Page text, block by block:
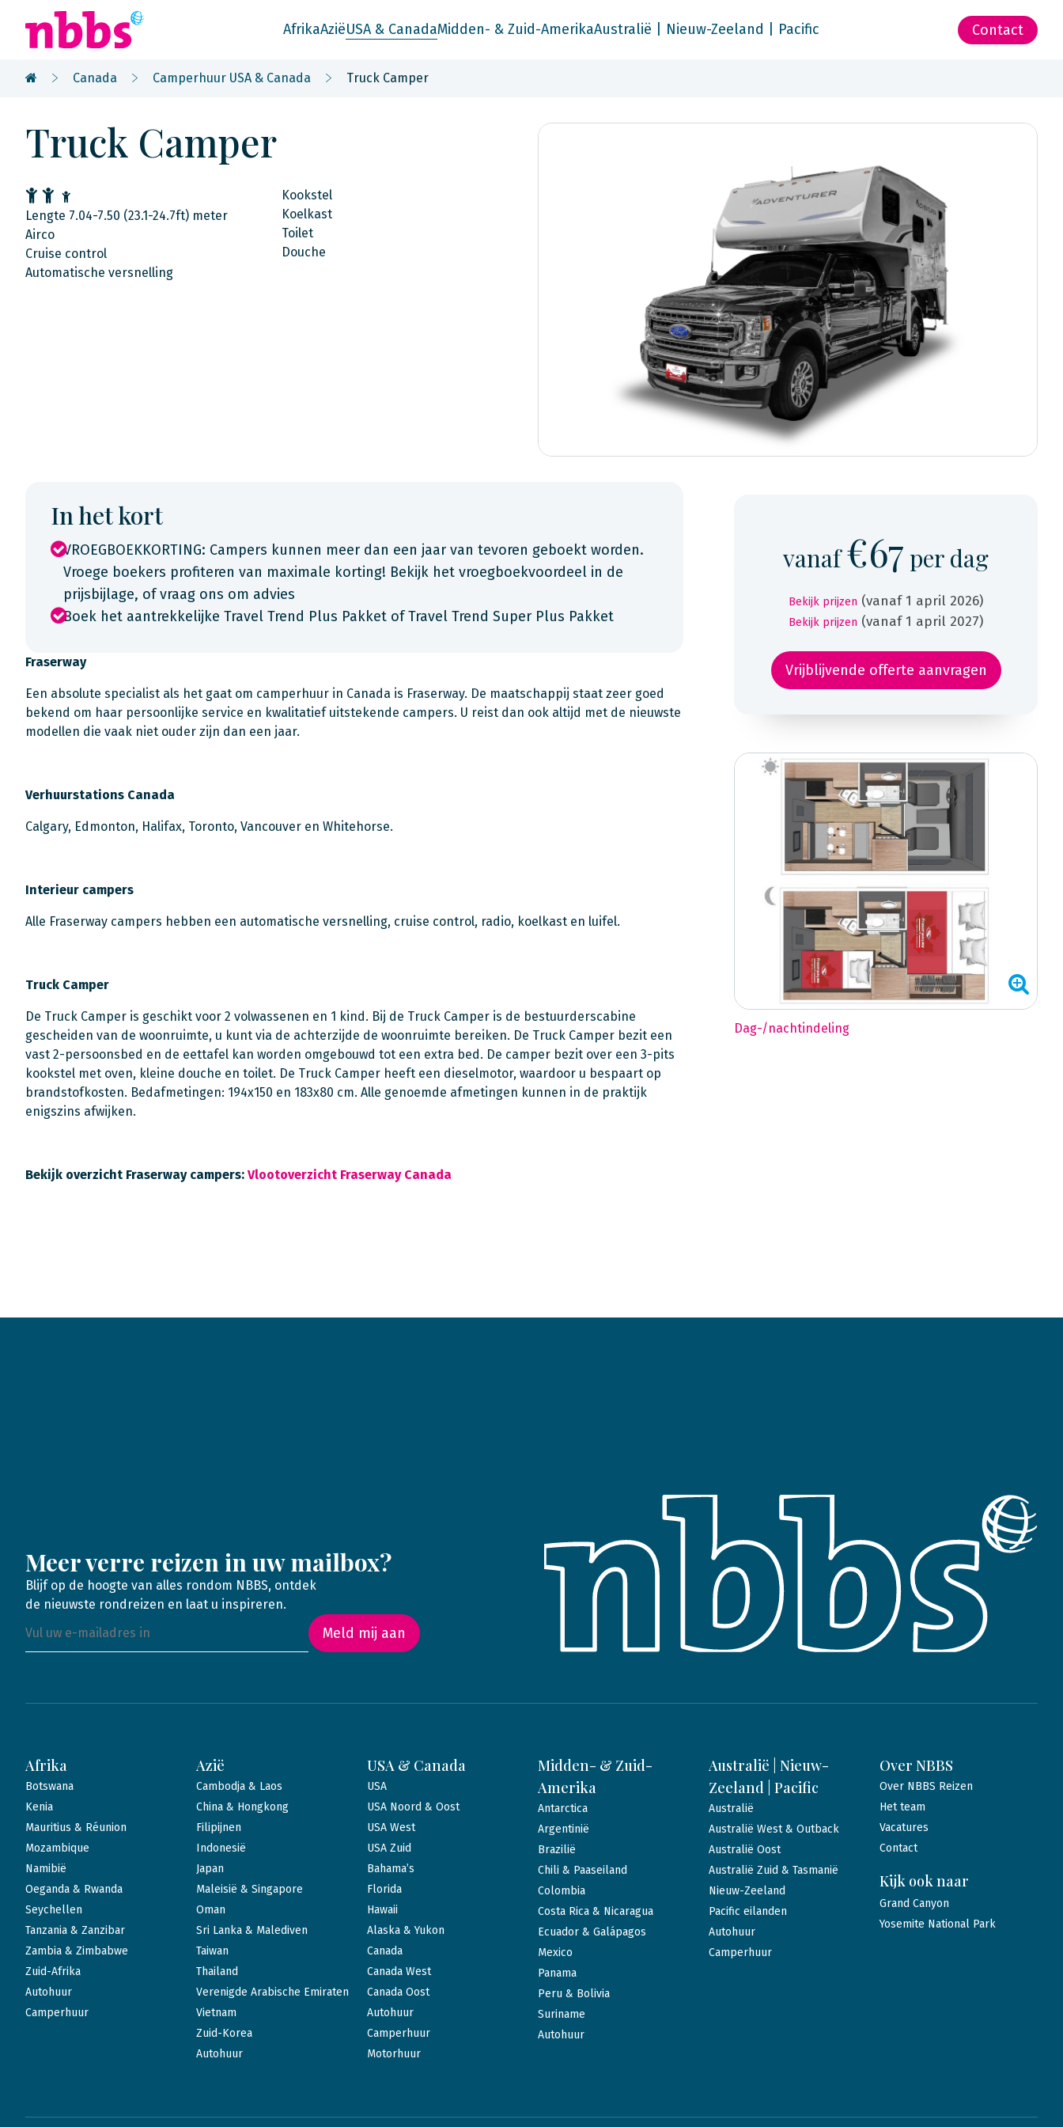
AfrikaAziëUSA & CanadaMidden- & Zuid-AmerikaAustralië | Nieuw-Zeeland | Pacific Contact
Canada Camperhuur USA & Canada Truck Camper
Truck Camper
Lengte 7.04-7.50 (23.1-24.7ft) meter
Airco
Cruise control
Automatische versnelling
Kookstel
Koelkast
Toilet
Douche
In het kort
VROEGBOEKKORTING: Campers kunnen meer dan een jaar van tevoren geboekt worden.
Vroege boekers profiteren van maximale korting! Bekijk het vroegboekvoordeel in de
prijsbijlage, of vraag ons om advies
Boek het aantrekkelijke Travel Trend Plus Pakket of Travel Trend Super Plus Pakket
Fraserway
Een absolute specialist als het gaat om camperhuur in Canada is Fraserway. De maatschappij staat zeer goed
bekend om haar persoonlijke service en kwalitatief uitstekende campers. U reist dan ook altijd met de nieuwste
modellen die vaak niet ouder zijn dan een jaar.
Verhuurstations Canada
Calgary, Edmonton, Halifax, Toronto, Vancouver en Whitehorse.
Interieur campers
Alle Fraserway campers hebben een automatische versnelling, cruise control, radio, koelkast en luifel.
Truck Camper
De Truck Camper is geschikt voor 2 volwassenen en 1 kind. Bij de Truck Camper is de bestuurderscabine
gescheiden van de woonruimte, u kunt via de achterzijde de woonruimte bereiken. De Truck Camper bezit een
vast 2-persoonsbed en de eettafel kan worden omgebouwd tot een extra bed. De camper bezit over een 3-pits
kookstel met oven, kleine douche en toilet. De Truck Camper heeft een dieselmotor, waardoor u bespaart op
brandstofkosten. Bedafmetingen: 194x150 en 183x80 cm. Alle genoemde afmetingen kunnen in de praktijk
enigszins afwijken.
Bekijk overzicht Fraserway campers: Vlootoverzicht Fraserway Canada
vanaf€67 per dag
Bekijk prijzen (vanaf 1 april 2026)
Bekijk prijzen (vanaf 1 april 2027)
Vrijblijvende offerte aanvragen
Dag-/nachtindeling
Meer verre reizen in uw mailbox?
Blijf op de hoogte van alles rondom NBBS, ontdek
de nieuwste rondreizen en laat u inspireren.
Meld mij aan
Afrika
Botswana
Kenia
Mauritius & Réunion
Mozambique
Namibië
Oeganda & Rwanda
Seychellen
Tanzania & Zanzibar
Zambia & Zimbabwe
Zuid-Afrika
Autohuur
Camperhuur
Azië
Cambodja & Laos
China & Hongkong
Filipijnen
Indonesië
Japan
Maleisië & Singapore
Oman
Sri Lanka & Malediven
Taiwan
Thailand
Verenigde Arabische Emiraten
Vietnam
Zuid-Korea
Autohuur
USA & Canada
USA
USA Noord & Oost
USA West
USA Zuid
Bahama’s
Florida
Hawaii
Alaska & Yukon
Canada
Canada West
Canada Oost
Autohuur
Camperhuur
Motorhuur
Midden- & Zuid-
Amerika
Antarctica
Argentinië
Brazilië
Chili & Paaseiland
Colombia
Costa Rica & Nicaragua
Ecuador & Galápagos
Mexico
Panama
Peru & Bolivia
Suriname
Autohuur
Australië | Nieuw-
Zeeland | Pacific
Australië
Australië West & Outback
Australië Oost
Australië Zuid & Tasmanië
Nieuw-Zeeland
Pacific eilanden
Autohuur
Camperhuur
Over NBBS
Over NBBS Reizen
Het team
Vacatures
Contact
Kijk ook naar
Grand Canyon
Yosemite National Park